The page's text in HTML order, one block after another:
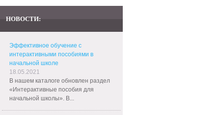
НОВОСТИ:
Эффективное обучение с
интерактивными пособиями в
начальной школе
18.05.2021
В нашем каталоге обновлен раздел
«Интерактивные пособия для
начальной школы». В...